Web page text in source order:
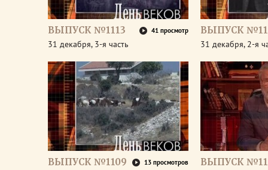
ВЫПУСК №1113 41 просмотр
31 декабря, 3-я часть
ВЫПУСК
31 декабря, 2-я
ВЫПУСК №1109 13 просмотров ВЫПУСК